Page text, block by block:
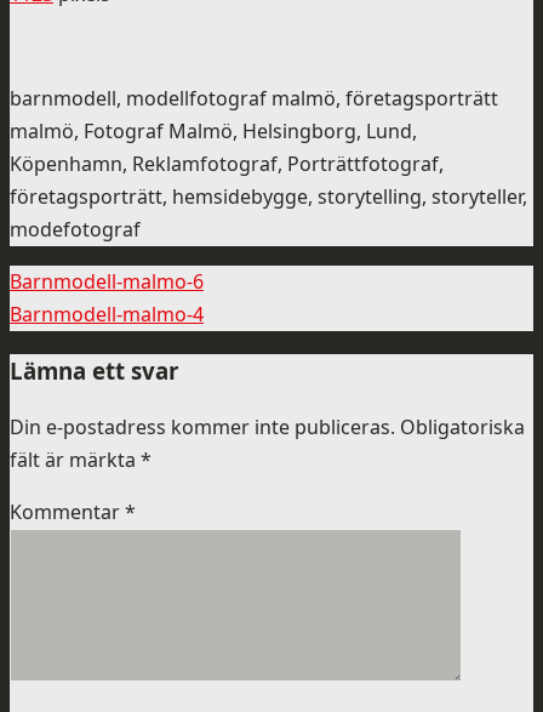
barnmodell, modellfotograf malmö, företagsporträtt
malmö, Fotograf Malmö, Helsingborg, Lund,
Köpenhamn, Reklamfotograf, Porträttfotograf,
företagsporträtt, hemsidebygge, storytelling, storyteller,
modefotograf
Barnmodell-malmo-6
Barnmodell-malmo-4
Lämna ett svar
Din e-postadress kommer inte publiceras. Obligatoriska
fält är märkta *
Kommentar*